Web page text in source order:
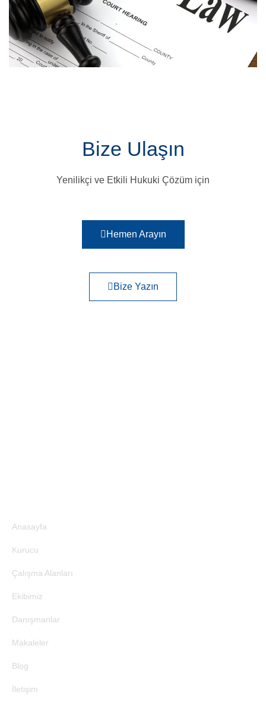
Bize Ulaşın
Yenilikçi ve Etkili Hukuki Çözüm için
Hemen Arayın
Bize Yazın
Anasayfa
Kurucu
Çalışma Alanları
Ekibimiz
Danışmanlar
Makaleler
Blog
İletişim